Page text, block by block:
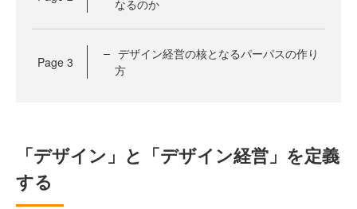
なるのか
Page 3
デザイン経営の核となるパーパスの作り
方
「デザイン」と「デザイン経営」を定義
する